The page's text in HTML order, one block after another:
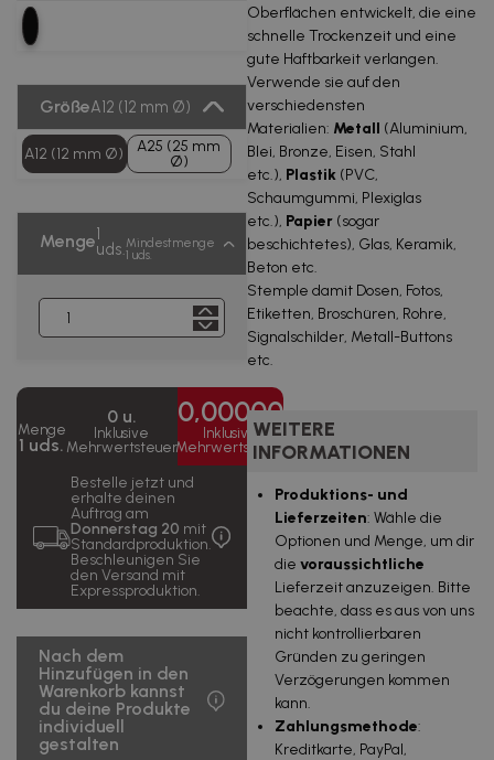
GrößeA12 (12 mm Ø)
A12 (12 mm Ø)
A25 (25 mm
Ø)
Menge1
uds.Mindestmenge
1 uds.
Menge
1 uds.
0 u.
Inklusive
Mehrwertsteuer
0,00000
Inklusive
Mehrwertsteuer
Bestelle jetzt und
erhalte deinen
Auftrag am
Donnerstag 20 mit
Standardproduktion.
Beschleunigen Sie
den Versand mit
Expressproduktion.
Nach dem
Hinzufügen in den
Warenkorb kannst
du deine Produkte
individuell
gestalten
Oberflächen entwickelt, die eine
schnelle Trockenzeit und eine
gute Haftbarkeit verlangen.
Verwende sie auf den
verschiedensten
Materialien: Metall (Aluminium,
Blei, Bronze, Eisen, Stahl
etc.), Plastik (PVC,
Schaumgummi, Plexiglas
etc.), Papier (sogar
beschichtetes), Glas, Keramik,
Beton etc.
Stemple damit Dosen, Fotos,
Etiketten, Broschüren, Rohre,
Signalschilder, Metall-Buttons
etc.
WEITERE
INFORMATIONEN
Produktions- und
Lieferzeiten: Wähle die
Optionen und Menge, um dir
die voraussichtliche
Lieferzeit anzuzeigen. Bitte
beachte, dass es aus von uns
nicht kontrollierbaren
Gründen zu geringen
Verzögerungen kommen
kann.
Zahlungsmethode:
Kreditkarte, PayPal,